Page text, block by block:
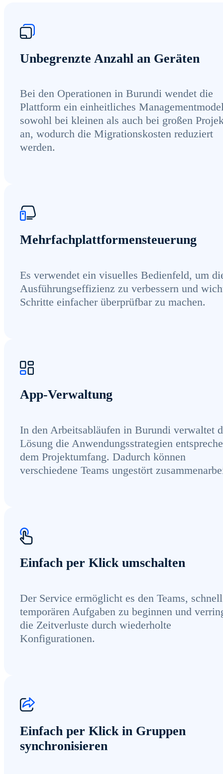
Unbegrenzte Anzahl an Geräten
Bei den Operationen in Burundi wendet die
Plattform ein einheitliches
sowohl bei kleinen als auch bei großen
an, wodurch die Migrationskosten reduziert
werden.
Mehrfachplattformensteuerung
Es verwendet ein visuelles Bedienfeld, um
Ausführungseffizienz zu verbessern und
Schritte einfacher überprüfbar zu machen.
App-Verwaltung
In den Arbeitsabläufen in Burundi verwaltet
Lösung die Anwendungsstrategien
dem Projektumfang. Dadurch können
verschiedene Teams ungestört
Einfach per Klick umschalten
Der Service ermöglicht es den Teams,
temporären Aufgaben zu beginnen und
die Zeitverluste durch wiederholte
Konfigurationen.
Einfach per Klick in Gruppen
synchronisieren